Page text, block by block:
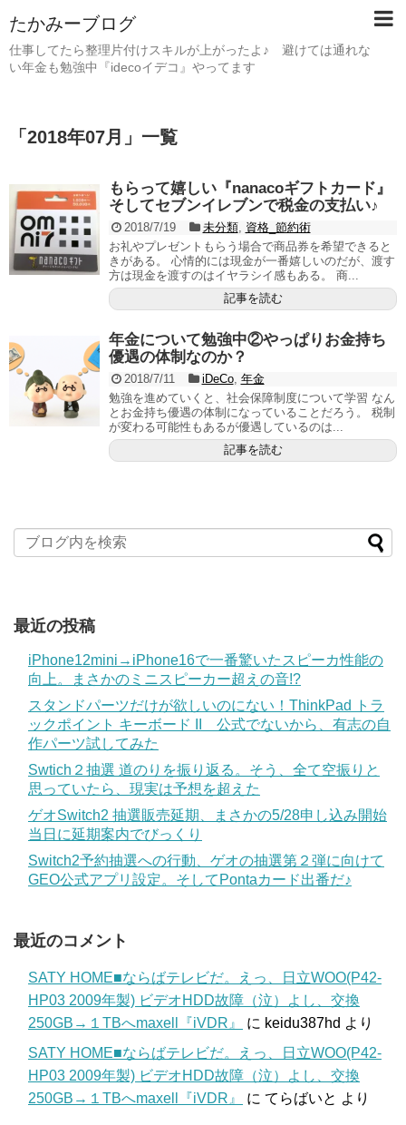
たかみーブログ
仕事してたら整理片付けスキルが上がったよ♪ 避けては通れな
い年金も勉強中『idecoイデコ』やってます
「 2018年07月 」 一覧
もらって嬉しい『nanacoギフトカード』
そしてセブンイレブンで税金の支払い♪
2018/7/19 未分類, 資格_節約術
お礼やプレゼントもらう場合で商品券を希望できると
きがある。 心情的には現金が一番嬉しいのだが、渡す
方は現金を渡すのはイヤラシイ感もある。 商...
記事を読む
年金について勉強中②やっぱりお金持ち
優遇の体制なのか？
2018/7/11 iDeCo, 年金
勉強を進めていくと、社会保障制度について学習 なん
とお金持ち優遇の体制になっていることだろう。 税制
が変わる可能性もあるが優遇しているのは...
記事を読む
最近の投稿
iPhone12mini→iPhone16で一番驚いたスピーカ性能の
向上。まさかのミニスピーカー超えの音!?
スタンドパーツだけが欲しいのにない！ThinkPad トラ
ックポイント キーボード II 公式でないから、有志の自
作パーツ試してみた
Swtich２抽選 道のりを振り返る。そう、全て空振りと
思っていたら、現実は予想を超えた
ゲオSwitch2 抽選販売延期、まさかの5/28申し込み開始
当日に延期案内でびっくり
Switch2予約抽選への行動、ゲオの抽選第２弾に向けて
GEO公式アプリ設定。そしてPontaカード出番だ♪
最近のコメント
SATY HOME■ならばテレビだ。えっ、日立WOO(P42-
HP03 2009年製) ビデオHDD故障（泣）よし、交換
250GB→１TBへmaxell『iVDR』
に keidu387hd より
SATY HOME■ならばテレビだ。えっ、日立WOO(P42-
HP03 2009年製) ビデオHDD故障（泣）よし、交換
250GB→１TBへmaxell『iVDR』
に てらばいと より